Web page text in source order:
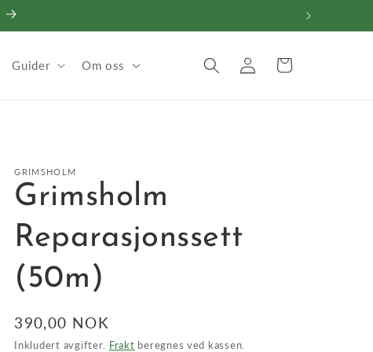
Guider Om oss
Logg
inn
Handlekurv
GRIMSHOLM
Grimsholm
Reparasjonssett
(50m)
Vanlig
pris
390,00 NOK
Inkludert avgifter. Frakt beregnes ved kassen.